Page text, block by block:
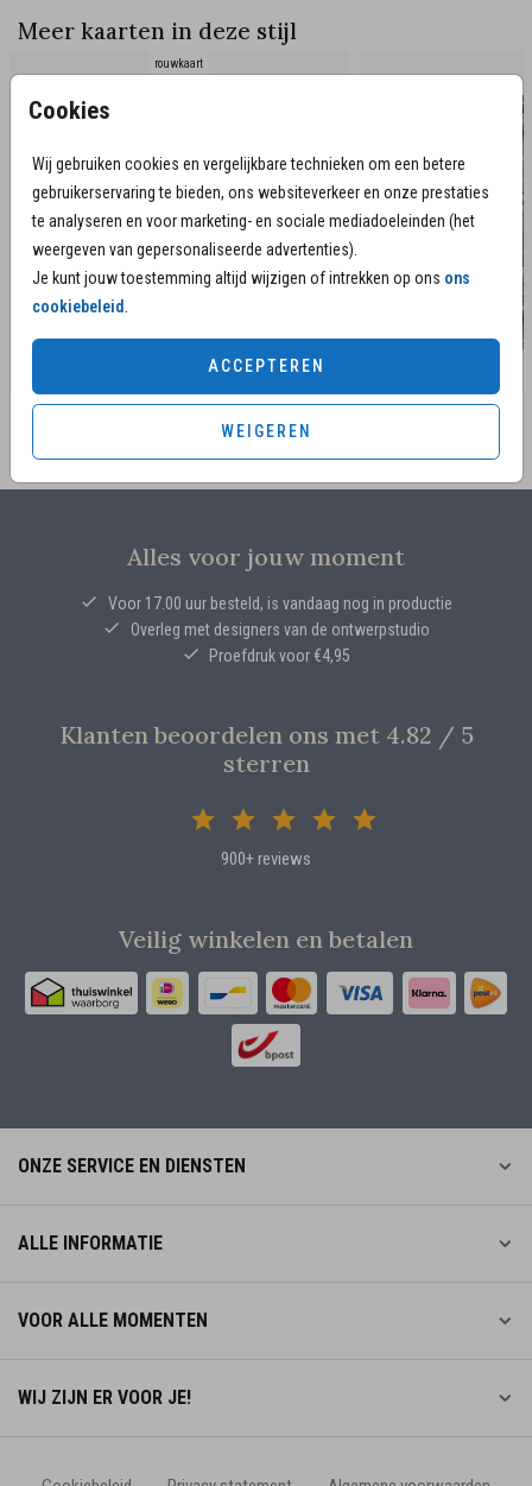
Cookies
Wij gebruiken cookies en vergelijkbare technieken om een betere
gebruikerservaring te bieden, ons websiteverkeer en onze prestaties
te analyseren en voor marketing- en sociale mediadoeleinden (het
weergeven van gepersonaliseerde advertenties).
Je kunt jouw toestemming altijd wijzigen of intrekken op ons ons
cookiebeleid.
ACCEPTEREN
WEIGEREN
Meer kaarten in deze stijl
rouwkaart
Alles voor jouw moment
Voor 17.00 uur besteld, is vandaag nog in productie
Overleg met designers van de ontwerpstudio
Proefdruk voor €4,95
Klanten beoordelen ons met 4.82 / 5
sterren
900+ reviews
Veilig winkelen en betalen
ONZE SERVICE EN DIENSTEN
ALLE INFORMATIE
VOOR ALLE MOMENTEN
WIJ ZIJN ER VOOR JE!